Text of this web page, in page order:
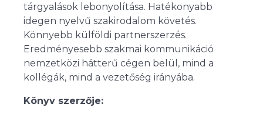
tárgyalások lebonyolítása. Hatékonyabb
idegen nyelvű szakirodalom követés.
Könnyebb külföldi partnerszerzés.
Eredményesebb szakmai kommunikáció
nemzetközi hátterű cégen belül, mind a
kollégák, mind a vezetőség irányába.
Könyv szerzője: